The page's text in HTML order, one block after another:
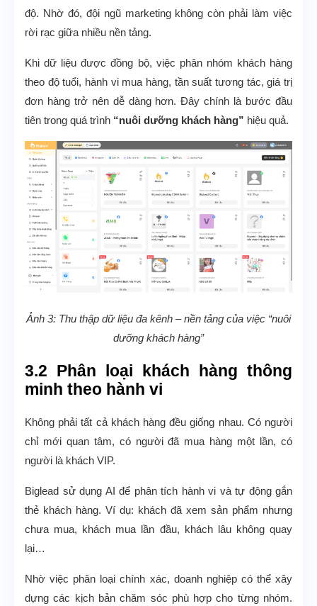
độ. Nhờ đó, đội ngũ marketing không còn phải làm việc
rời rạc giữa nhiều nền tảng.
Khi dữ liệu được đồng bộ, việc phân nhóm khách hàng
theo độ tuổi, hành vi mua hàng, tần suất tương tác, giá trị
đơn hàng trở nên dễ dàng hơn. Đây chính là bước đầu
tiên trong quá trình “nuôi dưỡng khách hàng” hiệu quả.
Ảnh 3: Thu thập dữ liệu đa kênh – nền tảng của việc “nuôi
dưỡng khách hàng”
3.2 Phân loại khách hàng thông
minh theo hành vi
Không phải tất cả khách hàng đều giống nhau. Có người
chỉ mới quan tâm, có người đã mua hàng một lần, có
người là khách VIP.
Biglead sử dụng AI để phân tích hành vi và tự động gắn
thẻ khách hàng. Ví dụ: khách đã xem sản phẩm nhưng
chưa mua, khách mua lần đầu, khách lâu không quay
lại…
Nhờ việc phân loại chính xác, doanh nghiệp có thể xây
dựng các kịch bản chăm sóc phù hợp cho từng nhóm.